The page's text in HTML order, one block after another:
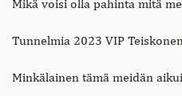
Mikä voisi olla pahinta mitä
Tunnelmia 2023 VIP
Minkälainen tämä meidän